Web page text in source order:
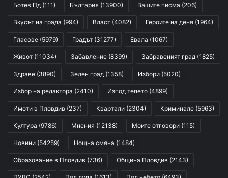
Ботев Пд (111) България (13900) Вашите писма (206)
Вкусът на града (994) Власт (4082) Героите на деня (1964)
Гласове (5979) Градът (31277) Евала (1067)
Живот (11034) Забавление (8399) Забравеният град (1825)
Здраве (3890) Зелен град (1358) Избори (5020)
Избор на редактора (2410) Изпод тепето (4899)
Имоти в Пловдив (237) Квартали (2304) Криминале (5963)
Култура (9786) Мнения (12138) Моите отговори (115)
Новини (54259) Нощна смяна (1484)
Образование в Пловдив (736) Община Пловдив (2143)